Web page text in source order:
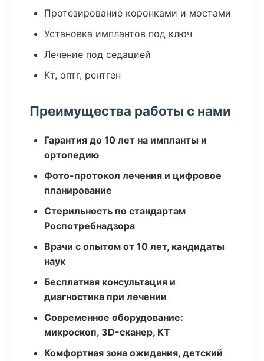
Протезирование коронками и мостами
Установка имплантов под ключ
Лечение под седацией
Кт, оптг, рентген
Преимущества работы с нами
Гарантия до 10 лет на импланты и
ортопедию
Фото-протокол лечения и цифровое
планирование
Стерильность по стандартам
Роспотребнадзора
Врачи с опытом от 10 лет, кандидаты
наук
Бесплатная консультация и
диагностика при лечении
Современное оборудование:
микроскоп, 3D-сканер, КТ
Комфортная зона ожидания, детский